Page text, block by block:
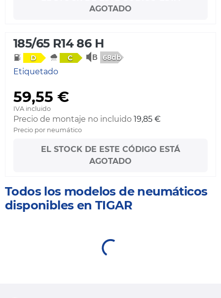
AGOTADO
185/65 R14 86 H
D C 68db
Etiquetado
59,55 €
IVA incluido
Precio de montaje no incluido 19,85 €
Precio por neumático
EL STOCK DE ESTE CÓDIGO ESTÁ
AGOTADO
Todos los modelos de neumáticos
disponibles en TIGAR